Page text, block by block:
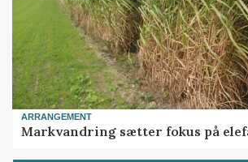
ARRANGEMENT
Markvandring sætter fokus på